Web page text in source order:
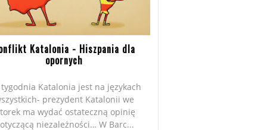
Katalonia - Hiszpania dla
opornych
Katalonia jest na językach
prezydent Katalonii we
ma wydać ostateczną opinię
niezależności… W Barc...